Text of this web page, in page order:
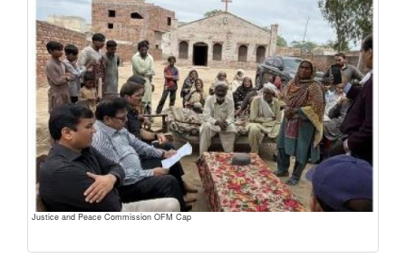
Justice and Peace Commission OFM Cap